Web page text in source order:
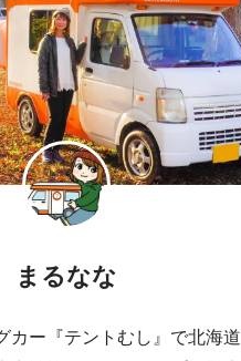
まるなな
カー『テントむし』で北海道